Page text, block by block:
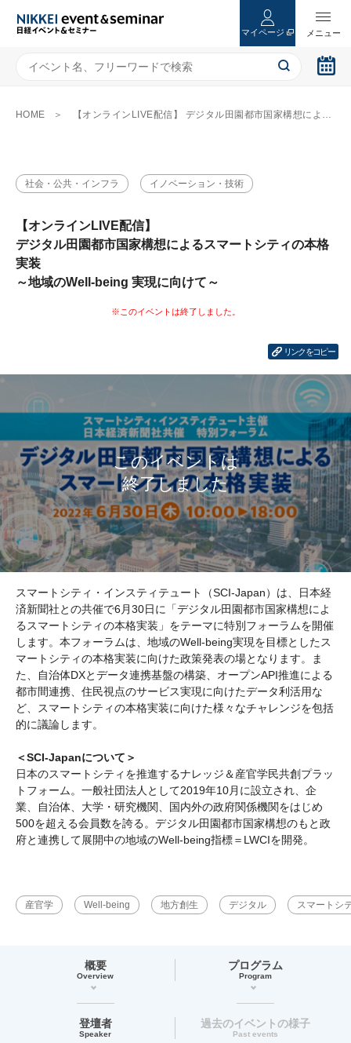
マイページ
HOME 【オンラインLIVE配信】 デジタル田園都市国家構想によるスマートシティの本格実装 ～地域のWell-being 実現に向けて～
社会・公共・インフラ イノベーション・技術
【オンラインLIVE配信】
デジタル田園都市国家構想によるスマートシティの本格
実装
～地域のWell-being 実現に向けて～
リンクをコピー
スマートシティ・インスティテュート（SCI-Japan）は、日本経
済新聞社との共催で6月30日に「デジタル田園都市国家構想によ
るスマートシティの本格実装」をテーマに特別フォーラムを開催
します。本フォーラムは、地域のWell-being実現を目標としたス
マートシティの本格実装に向けた政策発表の場となります。ま
た、自治体DXとデータ連携基盤の構築、オープンAPI推進による
都市間連携、住民視点のサービス実現に向けたデータ利活用な
ど、スマートシティの本格実装に向けた様々なチャレンジを包括
的に議論します。
＜SCI-Japanについて＞
日本のスマートシティを推進するナレッジ＆産官学民共創プラッ
トフォーム。一般社団法人として2019年10月に設立され、企
業、自治体、大学・研究機関、国内外の政府関係機関をはじめ
500を超える会員数を誇る。デジタル田園都市国家構想のもと政
府と連携して展開中の地域のWell-being指標＝LWCIを開発。
産官学 Well-being 地方創生 デジタル スマートシ
概要
Overview
プログラム
Program
登壇者
Speaker
過去のイベントの様子
Past events